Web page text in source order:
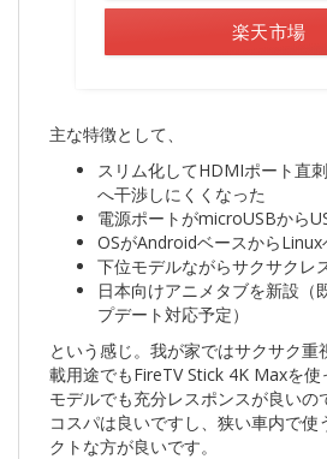
楽天市場
主な特徴として、
スリム化してHDMIポート直
へ干渉しにくくなった
電源ポートがmicroUSBから
OSがAndroidベースからLinux
下位モデルながらサクサクレ
日本向けアニメタブを新設（
プデート対応予定）
という感じ。我が家ではサクサク重
載用途でもFireTV Stick 4K Maxを
モデルでも充分レスポンスが良いの
コスパは良いですし、狭い車内で
クトな方が良いです。